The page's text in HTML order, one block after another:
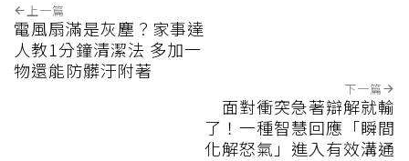
上一篇
電風扇滿是灰塵？家事達
人教1分鐘清潔法 多加一
物還能防髒汙附著
下一篇
面對衝突急著辯解就輸
了！一種智慧回應「瞬間
化解怒氣」進入有效溝通